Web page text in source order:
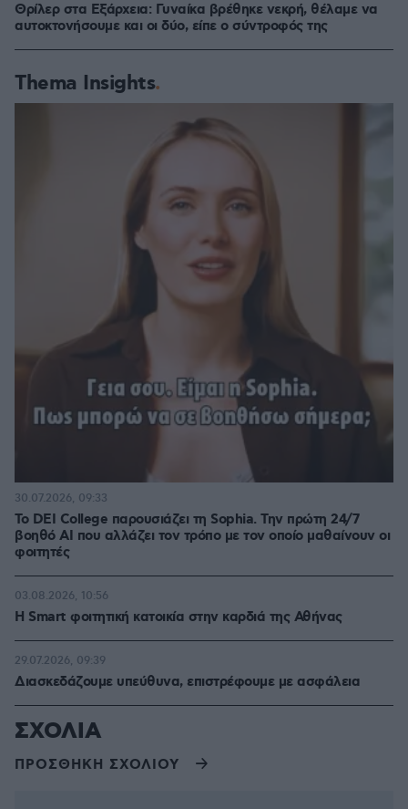
Θρίλερ στα Εξάρχεια: Γυναίκα βρέθηκε νεκρή, θέλαμε να
αυτοκτονήσουμε και οι δύο, είπε ο σύντροφός της
Thema Insights
Το DEI College παρουσιάζει τη Sophia. Την πρώτη 24/7
βοηθό AI που αλλάζει τον τρόπο με τον οποίο μαθαίνουν οι
φοιτητές
30.07.2026, 09:33
Η Smart φοιτητική κατοικία στην καρδιά της Αθήνας
03.08.2026, 10:56
Διασκεδάζουμε υπεύθυνα, επιστρέφουμε με ασφάλεια
29.07.2026, 09:39
ΣΧΟΛΙΑ
ΠΡΟΣΘΗΚΗ ΣΧΟΛΙΟΥ